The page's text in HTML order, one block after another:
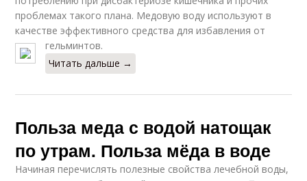
проблемах такого плана. Медовую воду используют в
качестве эффективного средства для избавления от
гельминтов.
Читать дальше →
Польза меда с водой натощак
по утрам. Польза мёда в воде
Начиная перечислять полезные свойства лечебной воды,